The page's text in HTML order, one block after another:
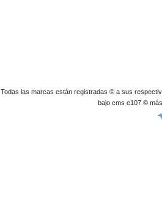
Todas las marcas están registradas © a sus
bajo cms e107 ©